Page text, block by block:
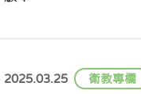
2025.03.25 衛教專欄